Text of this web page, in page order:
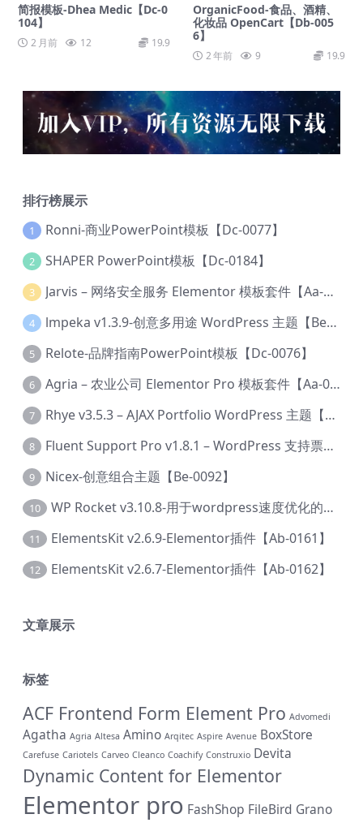
简报模板-Dhea Medic【Dc-0
104】
2 月前 12 19.9
OrganicFood-食品、酒精、
化妆品 OpenCart【Db-005
6】
2 年前 9 19.9
排行榜展示
1 Ronni-商业PowerPoint模板【Dc-0077】
2 SHAPER PowerPoint模板【Dc-0184】
3 Jarvis – 网络安全服务 Elementor 模板套件【Aa-0035】
4 lmpeka v1.3.9-创意多用途 WordPress 主题【Be-0064】
5 Relote-品牌指南PowerPoint模板【Dc-0076】
6 Agria – 农业公司 Elementor Pro 模板套件【Aa-0003】
7 Rhye v3.5.3 – AJAX Portfolio WordPress 主题【Bi-0049】
8 Fluent Support Pro v1.8.1 – WordPress 支持票务系统【Cc-0041】
9 Nicex-创意组合主题【Be-0092】
10 WP Rocket v3.10.8-用于wordpress速度优化的缓存加速插件【Cd-0019】
11 ElementsKit v2.6.9-Elementor插件【Ab-0161】
12 ElementsKit v2.6.7-Elementor插件【Ab-0162】
文章展示
标签
ACF Frontend Form Element Pro Advomedi
Agatha Agria Altesa Amino Arqitec Aspire Avenue BoxStore
Carefuse Cariotels Carveo Cleanco Coachify Construxio Devita
Dynamic Content for Elementor
Elementor pro FashShop FileBird Grano